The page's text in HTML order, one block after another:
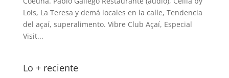
Lois, La Teresa y demá locales en la calle, Tendencia
del açaí, superalimento. Vibre Club Açaí, Especial
Visit...
Lo + reciente